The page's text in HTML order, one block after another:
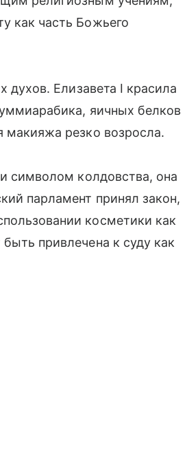
как часть Божьего
духов. Елизавета I красила
яичных белков
макияжа резко возросла.
символом колдовства, она
парламент принял закон,
косметики как
привлечена к суду как